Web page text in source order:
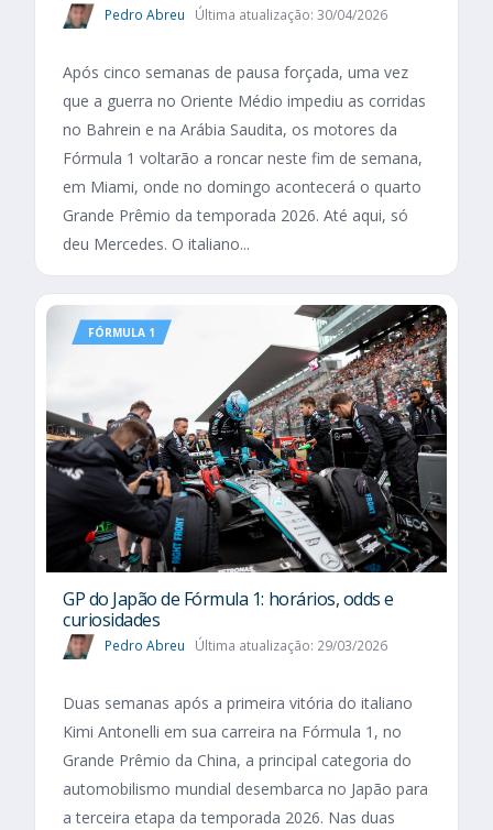
Pedro Abreu Última atualização: 30/04/2026
Após cinco semanas de pausa forçada, uma vez
que a guerra no Oriente Médio impediu as corridas
no Bahrein e na Arábia Saudita, os motores da
Fórmula 1 voltarão a roncar neste fim de semana,
em Miami, onde no domingo acontecerá o quarto
Grande Prêmio da temporada 2026. Até aqui, só
deu Mercedes. O italiano...
FÓRMULA 1
GP do Japão de Fórmula 1: horários, odds e
curiosidades
Pedro Abreu Última atualização: 29/03/2026
Duas semanas após a primeira vitória do italiano
Kimi Antonelli em sua carreira na Fórmula 1, no
Grande Prêmio da China, a principal categoria do
automobilismo mundial desembarca no Japão para
a terceira etapa da temporada 2026. Nas duas